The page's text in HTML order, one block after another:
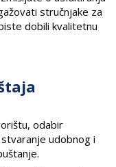
stručnjake za
dobili kvalitetnu
odabir
udobnog i